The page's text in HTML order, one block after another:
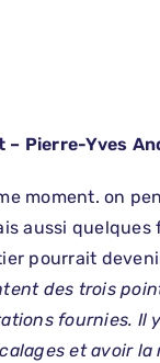
Pierre-Yves
moment. on
aussi
pourrait
des trois
fournies. Il
et avoir